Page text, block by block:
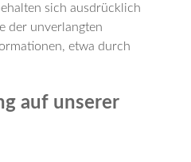
sich ausdrücklich
der unverlangten
etwa durch
auf unserer